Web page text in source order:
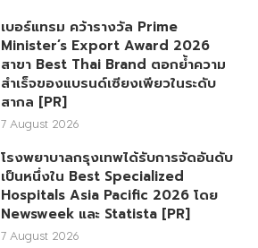
เบอร์แทรม คว้ารางวัล Prime
Minister’s Export Award 2026
สาขา Best Thai Brand ตอกย้ำความ
สำเร็จของแบรนด์เซียงเพียวในระดับ
สากล [PR]
7 August 2026
โรงพยาบาลกรุงเทพได้รับการจัดอันดับ
เป็นหนึ่งใน Best Specialized
Hospitals Asia Pacific 2026 โดย
Newsweek และ Statista [PR]
7 August 2026